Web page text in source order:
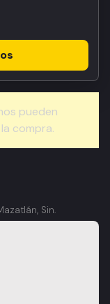
pueden
compra.
Sin.